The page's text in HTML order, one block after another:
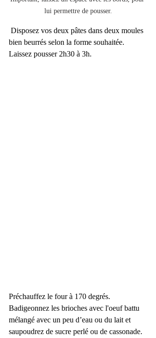
lui permettre de pousser.
Disposez vos deux pâtes dans deux moules
bien beurrés selon la forme souhaitée.
Laissez pousser 2h30 à 3h.
Préchauffez le four à 170 degrés.
Badigeonnez les brioches avec l'oeuf battu
mélangé avec un peu d’eau ou du lait et
saupoudrez de sucre perlé ou de cassonade.